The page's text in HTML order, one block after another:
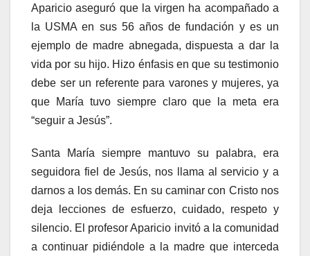
Aparicio aseguró que la virgen ha acompañado a
la USMA en sus 56 años de fundación y es un
ejemplo de madre abnegada, dispuesta a dar la
vida por su hijo. Hizo énfasis en que su testimonio
debe ser un referente para varones y mujeres, ya
que María tuvo siempre claro que la meta era
“seguir a Jesús”.
Santa María siempre mantuvo su palabra, era
seguidora fiel de Jesús, nos llama al servicio y a
darnos a los demás. En su caminar con Cristo nos
deja lecciones de esfuerzo, cuidado, respeto y
silencio. El profesor Aparicio invitó a la comunidad
a continuar pidiéndole a la madre que interceda